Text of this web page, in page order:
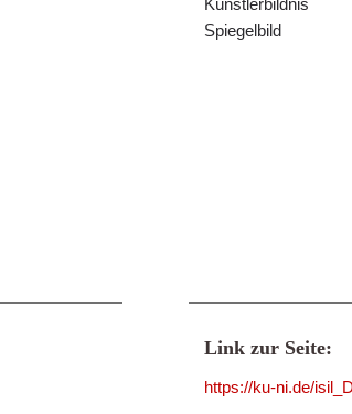
Künstlerbildnis
Spiegelbild
Link zur Seite:
https://ku-ni.de/